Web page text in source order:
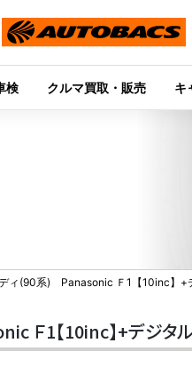
検 クルマ買取・販売 キ
ィ(90系) Panasonic Ｆ1【10inc】+
1【10inc】+デジタル